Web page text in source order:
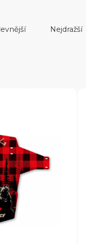
Nejdražší